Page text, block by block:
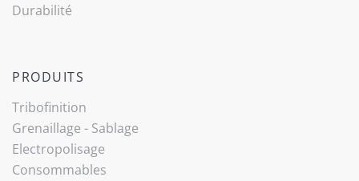
Durabilité
PRODUITS
Tribo­finition
Grenaillage - Sablage
Electropolisage
Consommables